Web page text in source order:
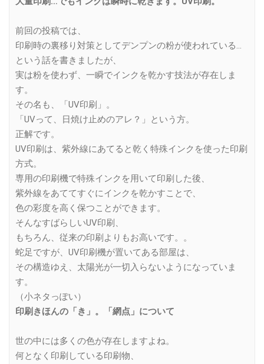
前回の投稿では、
印刷時の裏移り対策としてデンプンの粉が使われている…
という話を書きましたが、
実は粉を使わず、一瞬でインクを乾かす技法が存在しま
す。
その名も、「UV印刷」。
「UVって、日焼け止めのアレ？」という方。
正解です。
UV印刷は、紫外線にあてると乾く特殊インクを使った印刷
方式。
専用の印刷機で特殊インクを用いて印刷した後、
紫外線をあててすぐにインクを乾かすことで、
色の彩度を高く保つことができます。
そんなすばらしいUV印刷、
もちろん、従来の印刷よりもお高いです。。
蛇足ですが、UV印刷機が置いてある部屋は、
その構造ゆえ、太陽光が一切入らないようになっていま
す。
（小ネタっぽい）
印刷きほんの「き」。「網点」について
世の中には多くの色が存在しますよね。
何となく印刷している印刷物、